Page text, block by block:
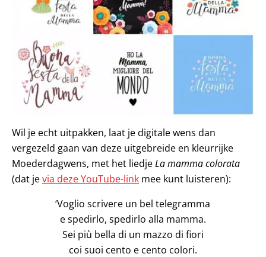
Wil je echt uitpakken, laat je digitale wens dan
vergezeld gaan van deze uitgebreide en kleurrijke
Moederdagwens, met het liedjeLa mamma colorata
(dat jevia deze YouTube-link mee kunt luisteren):
‘Voglio scrivere un bel telegramma
e spedirlo, spedirlo alla mamma.
Sei più bella di un mazzo di fiori
coi suoi cento e cento colori.